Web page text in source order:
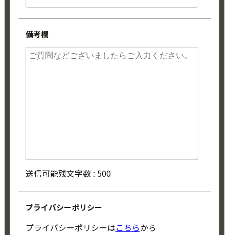
備考欄
送信可能残文字数 : 500
プライバシーポリシー
プライバシーポリシーはこちらから